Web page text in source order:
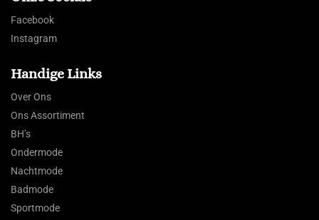
Facebook
Instagram
Handige Links
Over Ons
Ons Assortiment
BH’s
Ondermode
Nachtmode
Badmode
Sportmode